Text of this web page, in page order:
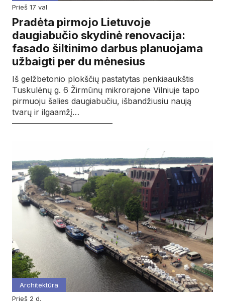
prieš 17 val
Pradėta pirmojo Lietuvoje
daugiabučio skydinė renovacija:
fasado šiltinimo darbus planuojama
užbaigti per du mėnesius
Iš gelžbetonio plokščių pastatytas penkiaaukštis
Tuskulėnų g. 6 Žirmūnų mikrorajone Vilniuje tapo
pirmuoju šalies daugiabučiu, išbandžiusiu naują
tvarų ir ilgaamžį…
Architektūra
prieš 2 d.